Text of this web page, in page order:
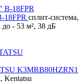
18FPR сплит-система,
- 53 м², 38 дБ
K3MRB80HZRN1
Kentatsu